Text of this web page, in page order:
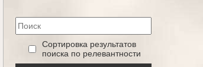
‎Сортировка результатов
поиска по релевантности